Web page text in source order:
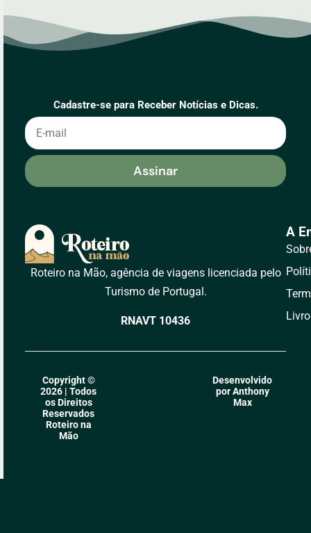
Cadastre-se para Receber Notícias e Dicas.
Assinar
Roteiro na Mão, agência de viagens licenciada pelo
Turismo de Portugal.
RNAVT 10436
A
Copyright ©
2026 | Todos
os Direitos
Reservados
Roteiro na
Mão
Desenvolvido
por Anthony
Max